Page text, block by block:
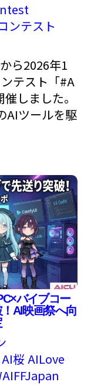
ンテスト
ら2026年1
テスト「#A
しました。
AIツールを駆
バイブコー
AI映画祭へ向
AI桜 AILove